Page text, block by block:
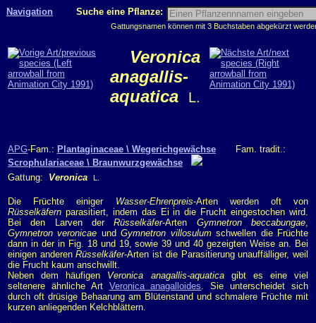
Navigation Suche eine Pflanze:
Gattungsnamen können mit 3 Buchstaben abgekürzt
Veronica
anagallis-
aquatica
L.
APG-Fam.: Plantaginaceae \ Wegerichgewächse Fam. tradit.:
Scrophulariaceae \ Braunwurzgewächse
Gattung: Veronica L.
Die Früchte einiger Wasser-Ehrenpreis-Arten werden oft von
Rüsselkäfern parasitiert, indem das Ei in die Frucht eingestochen wird.
Bei den Larven derRüsselkäfer-Arten Gymnetron beccabungae,
Gymnetron veronicae undGymnetron villosulumschwellen die Früchte
dann in der in Fig. 18 und 19, sowie 39 und 40 gezeigten Weise an. Bei
einigen anderenRüsselkäfer-Arten ist die Parasitierung unauffälliger, weil
die Frucht kaum anschwillt.
Neben dem häufigen Veronica anagallis-aquaticagibt es eine viel
seltenere ähnliche Art Veronica anagalloides. Sie unterscheidet sich
durch oft drüsige Behaarung am Blütenstand und schmalere Früchte mit
kurzen anliegenden Kelchblättern.